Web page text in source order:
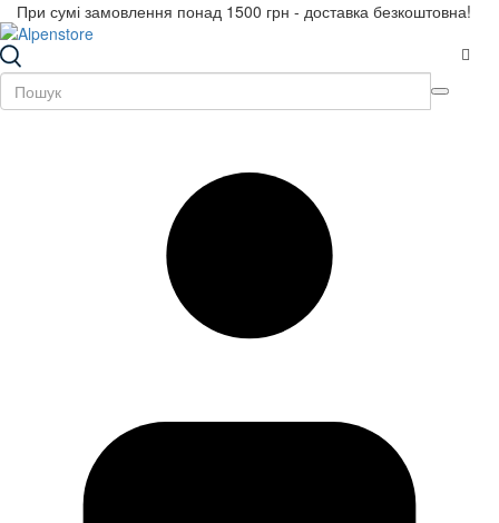
При сумі замовлення понад 1500 грн - доставка безкоштовна!